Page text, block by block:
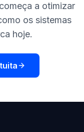
a otimizar
os sistemas
hoje.